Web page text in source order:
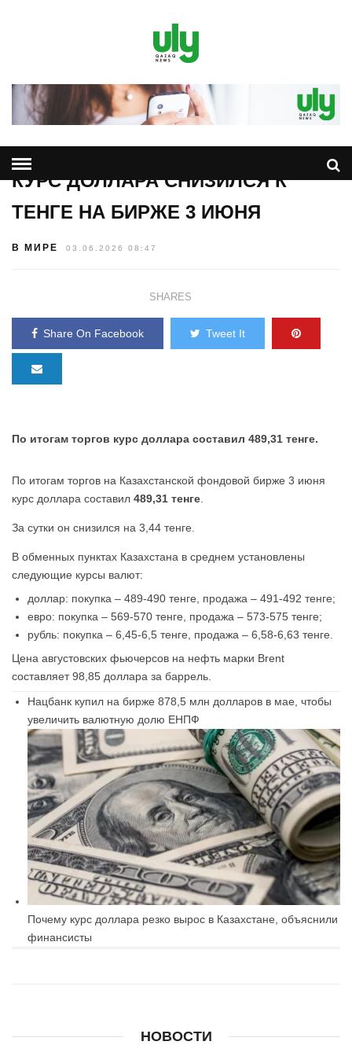
КУРС ДОЛЛАРА СНИЗИЛСЯ К
ТЕНГЕ НА БИРЖЕ 3 ИЮНЯ
В МИРЕ 03.06.2026 08:47
SHARES
Share On Facebook Tweet It
По итогам торгов курс доллара составил 489,31 тенге.
По итогам торгов на Казахстанской фондовой бирже 3 июня
курс доллара составил 489,31 тенге
За сутки он снизился на 3,44 тенге.
В обменных пунктах Казахстана в среднем установлены
следующие курсы валют:
доллар: покупка – 489-490 тенге, продажа – 491-492 тенге;
евро: покупка – 569-570 тенге, продажа – 573-575 тенге;
рубль: покупка – 6,45-6,5 тенге, продажа – 6,58-6,63 тенге.
Цена августовских фьючерсов на нефть марки Brent
составляет 98,85 доллара за баррель.
Нацбанк купил на бирже 878,5 млн долларов в мае, чтобы
увеличить валютную долю ЕНПФ
Почему курс доллара резко вырос в Казахстане, объяснили
финансисты
НОВОСТИ